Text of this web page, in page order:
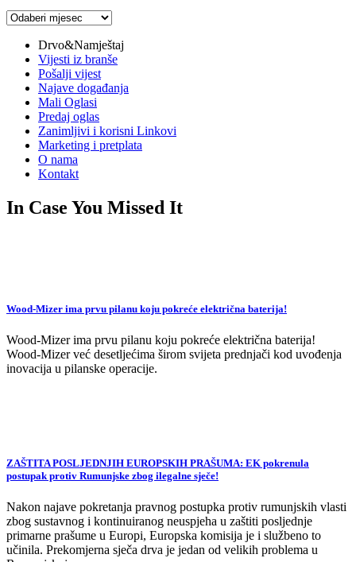
Arhiva
Drvo&Namještaj
Vijesti iz branše
Pošalji vijest
Najave događanja
Mali Oglasi
Predaj oglas
Zanimljivi i korisni Linkovi
Marketing i pretplata
O nama
Kontakt
In Case You Missed It
Wood-Mizer ima prvu pilanu koju pokreće električna baterija!
Wood-Mizer ima prvu pilanu koju pokreće električna baterija!
Wood-Mizer već desetljećima širom svijeta prednjači kod uvođenja
inovacija u pilanske operacije.
ZAŠTITA POSLJEDNJIH EUROPSKIH PRAŠUMA: EK pokrenula
postupak protiv Rumunjske zbog ilegalne sječe!
Nakon najave pokretanja pravnog postupka protiv rumunjskih vlasti
zbog sustavnog i kontinuiranog neuspjeha u zaštiti posljednje
primarne prašume u Europi, Europska komisija je i službeno to
učinila. Prekomjerna sječa drva je jedan od velikih problema u